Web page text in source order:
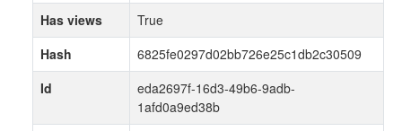
Has views
True
Hash
6825fe0297d02bb726e25c1db2c30509
Id
eda2697f-16d3-49b6-9adb-
1afd0a9ed38b